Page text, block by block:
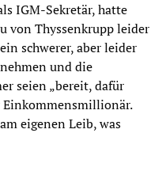
IGM-Sekretär, hatte
von Thyssenkrupp leider
schwerer, aber leider
und die
seien „bereit, dafür
Einkommensmillionär.
eigenen Leib, was